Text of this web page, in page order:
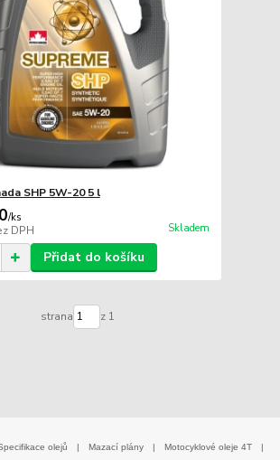
SHP 5W-20 5 l
/ks
DPH Skladem
Přidat do košíku
strana z 1
olejů | Mazací plány | Motocyklové oleje 4T
|